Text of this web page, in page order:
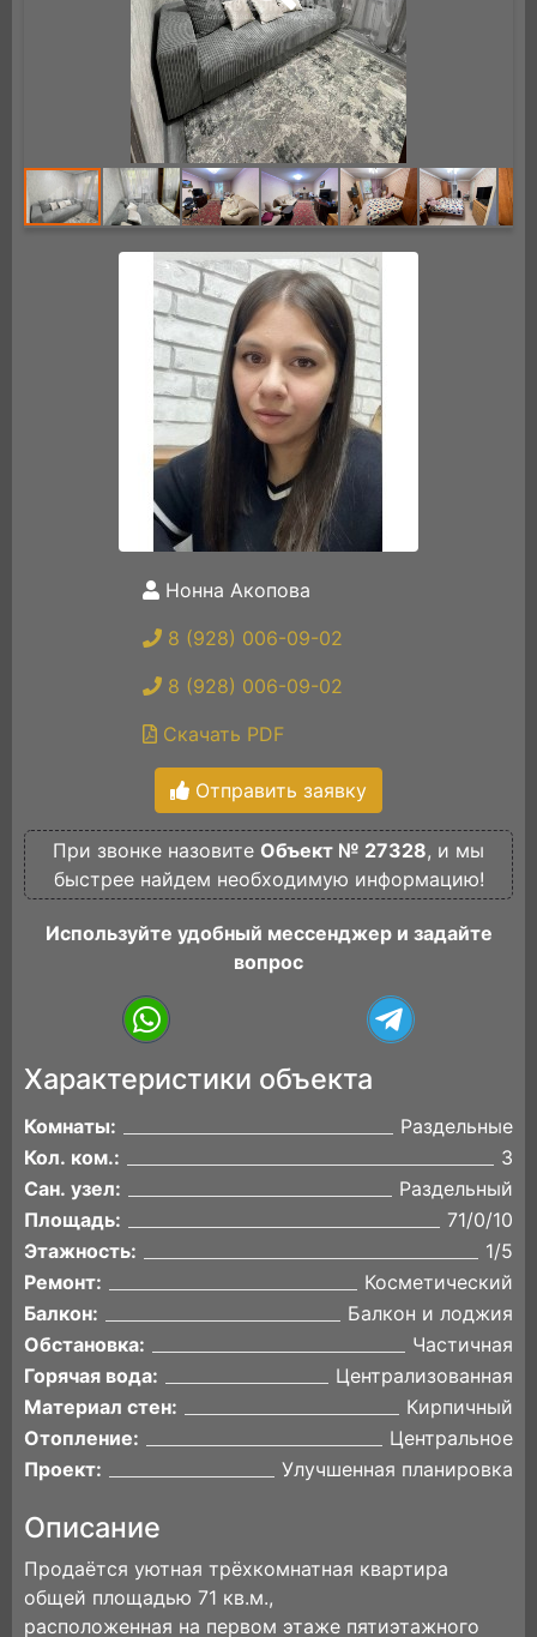
Нонна Акопова
8 (928) 006-09-02
8 (928) 006-09-02
Скачать PDF
Отправить заявку
При звонке назовите Объект № 27328, и мы
быстрее найдем необходимую информацию!
Используйте удобный мессенджер и задайте
вопрос
Характеристики объекта
Комнаты:
Раздельные
Кол. ком.:
3
Сан. узел:
Раздельный
Площадь:
71/0/10
Этажность:
1/5
Ремонт:
Косметический
Балкон:
Балкон и лоджия
Обстановка:
Частичная
Горячая вода:
Централизованная
Материал стен:
Кирпичный
Отопление:
Центральное
Проект:
Улучшенная планировка
Описание
Продаётся уютная трёхкомнатная квартира
общей площадью 71 кв.м.,
расположенная на первом этаже пятиэтажного